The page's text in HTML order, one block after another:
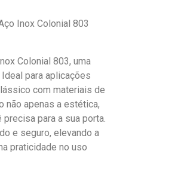
Inox Colonial 803
Colonial 803, uma
para aplicações
com materiais de
não apenas a estética,
para a sua porta.
e seguro, elevando a
praticidade no uso